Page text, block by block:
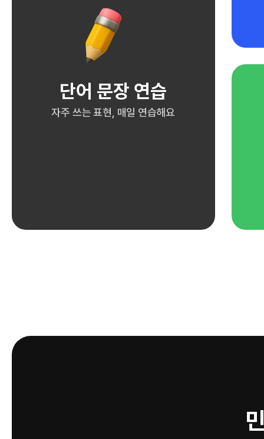
단어 문장 연습
자주 쓰는 표현, 매일 연습해요